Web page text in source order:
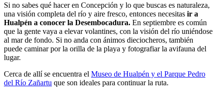
Si no sabes qué hacer en Concepción y lo que buscas es naturaleza,
una visión completa del río y aire fresco, entonces necesitas ir a
Hualpén a conocer la Desembocadura. En septiembre es común
que la gente vaya a elevar volantines, con la visión del río uniéndose
al mar de fondo. Si no anda con ánimos dieciocheros, también
puede caminar por la orilla de la playa y fotografiar la avifauna del
lugar.
Cerca de allí se encuentra el Museo de Hualpén y el Parque Pedro
del Río Zañartu que son ideales para continuar la ruta.